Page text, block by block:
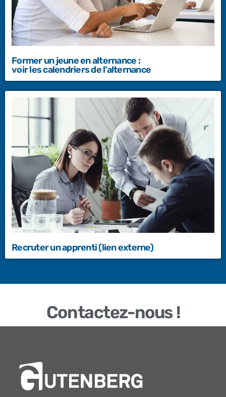
Former un jeune en alternance :
voir les calendriers de l’alternance
Recruter un apprenti (lien externe)
Contactez-nous !